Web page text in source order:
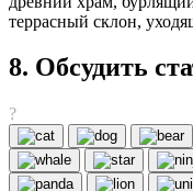
террасный склон,
8. Обсудить
?